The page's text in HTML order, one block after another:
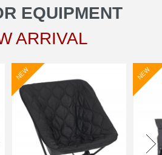
EQUIPMENT
ARRIVAL
NEW NEW